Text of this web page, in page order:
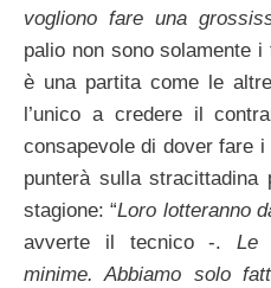
vogliono fare una
palio non sono solamente i
è una partita come le
l’unico a credere il
consapevole di dover fare
punterà sulla
stagione: “Loro lotteranno
avverte il tecnico -. Le
minime. Abbiamo solo